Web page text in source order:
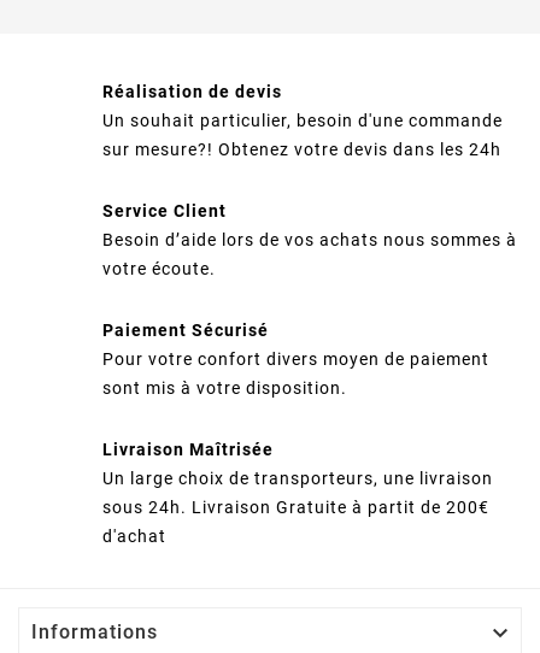
Réalisation de devis
Un souhait particulier, besoin d'une commande
sur mesure?! Obtenez votre devis dans les 24h
Service Client
Besoin d’aide lors de vos achats nous sommes à
votre écoute.
Paiement Sécurisé
Pour votre confort divers moyen de paiement
sont mis à votre disposition.
Livraison Maîtrisée
Un large choix de transporteurs, une livraison
sous 24h. Livraison Gratuite à partit de 200€
d'achat
Informations 